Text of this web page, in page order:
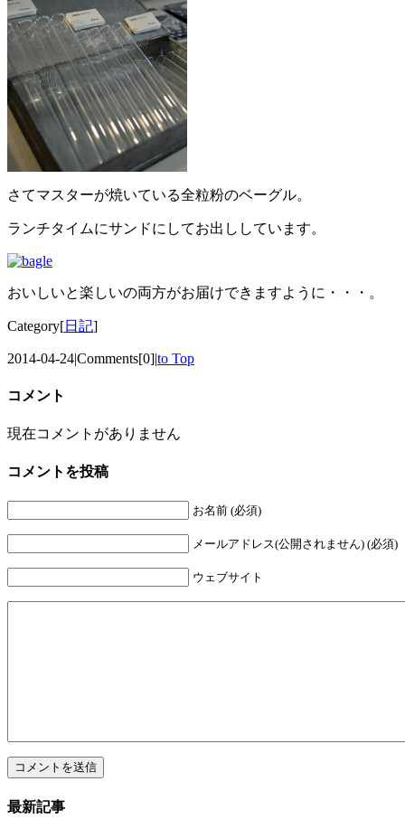
さてマスターが焼いている全粒粉のベーグル。
ランチタイムにサンドにしてお出ししています。
おいしいと楽しいの両方がお届けできますように・・・。
Category[日記]
2014-04-24|Comments[0]|to Top
コメント
現在コメントがありません
コメントを投稿
お名前 (必須)
メールアドレス(公開されません) (必須)
ウェブサイト
最新記事